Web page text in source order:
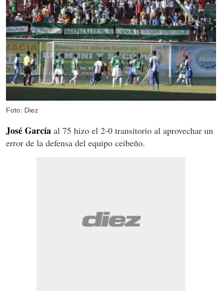
Foto: Diez
José García al 75 hizo el 2-0 transitorio al aprovechar un
error de la defensa del equipo ceibeño.